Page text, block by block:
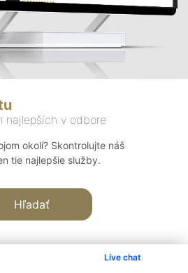
Live chat
najlepších v odbore
okolí? Skontrolujte náš
tie najlepšie služby.
Hľadať